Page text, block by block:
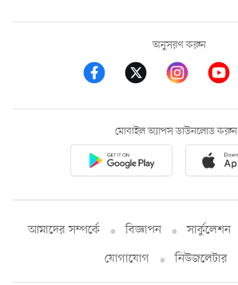
অনুসরণ করুন
মোবাইল অ্যাপস ডাউনলোড করুন
আমাদের সম্পর্কে বিজ্ঞাপন সার্কুলেশন
যোগাযোগ
নিউজলেটার